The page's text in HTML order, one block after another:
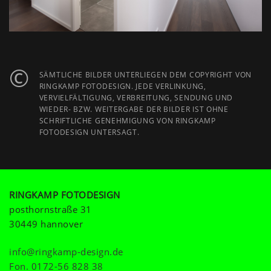
©
SÄMTLICHE BILDER UNTERLIEGEN DEM COPYRIGHT VON
RINGKAMP FOTODESIGN. JEDE VERLINKUNG,
VERVIELFÄLTIGUNG, VERBREITUNG, SENDUNG UND
WIEDER- BZW. WEITERGABE DER BILDER IST OHNE
SCHRIFTLICHE GENEHMIGUNG VON RINGKAMP
FOTODESIGN UNTERSAGT.
RINGKAMP FOTODESIGN
posthornstraße 31
30449 hannover
info@ringkamp-design.de
Fon. 0172-56 828 38